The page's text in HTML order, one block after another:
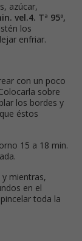
azúcar,
vel.4. Tª 95º,
los
enfriar.
con un poco
sobre
los bordes y
éstos
15 a 18 min.
mientras,
en el
toda la